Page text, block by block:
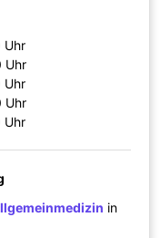
Uhr
Uhr
Uhr
Uhr
Uhr
in